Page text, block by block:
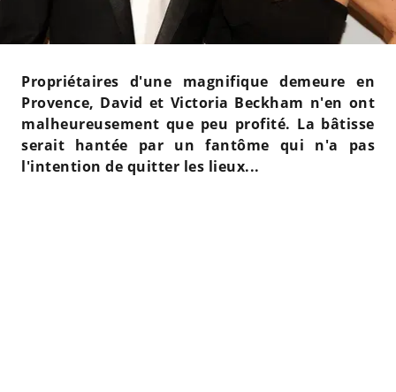
Propriétaires d'une magnifique demeure en
Provence, David et Victoria Beckham n'en ont
malheureusement que peu profité. La bâtisse
serait hantée par un fantôme qui n'a pas
l'intention de quitter les lieux...